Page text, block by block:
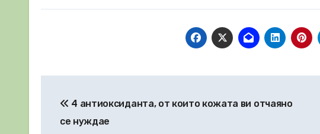
4 антиоксиданта, от които кожата ви отчаяно
се нуждае